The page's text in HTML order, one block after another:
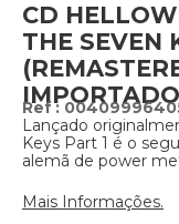
CD
THE SEVEN
IMPORTADO
:
Lançado
Keys Part 1 é o segundo álbum de estúdio da banda
alemã de power
Mais Informações.